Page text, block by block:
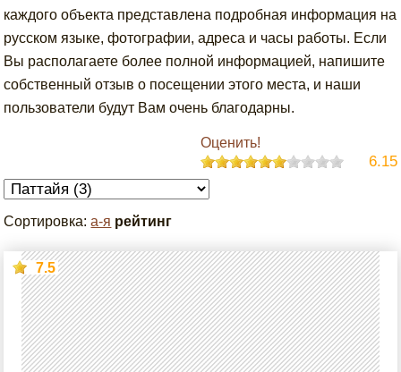
каждого объекта представлена подробная информация на
русском языке, фотографии, адреса и часы работы. Если
Вы располагаете более полной информацией, напишите
собственный отзыв о посещении этого места, и наши
пользователи будут Вам очень благодарны.
Оценить!
6.15
Сортировка:а-я рейтинг
7.5